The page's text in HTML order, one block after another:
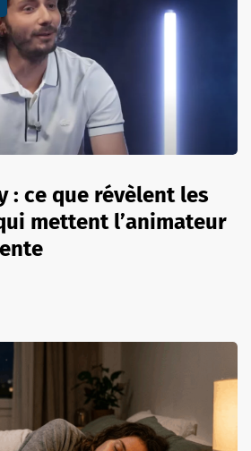
: ce que révèlent les
mettent l’animateur